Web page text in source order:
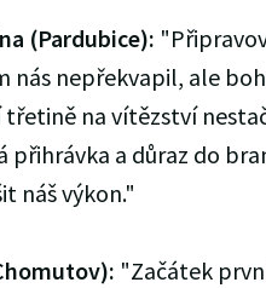
(Pardubice):
nás nepřekvapil, ale
na vítězství
přihrávka a důraz do
náš výkon."
"Začátek